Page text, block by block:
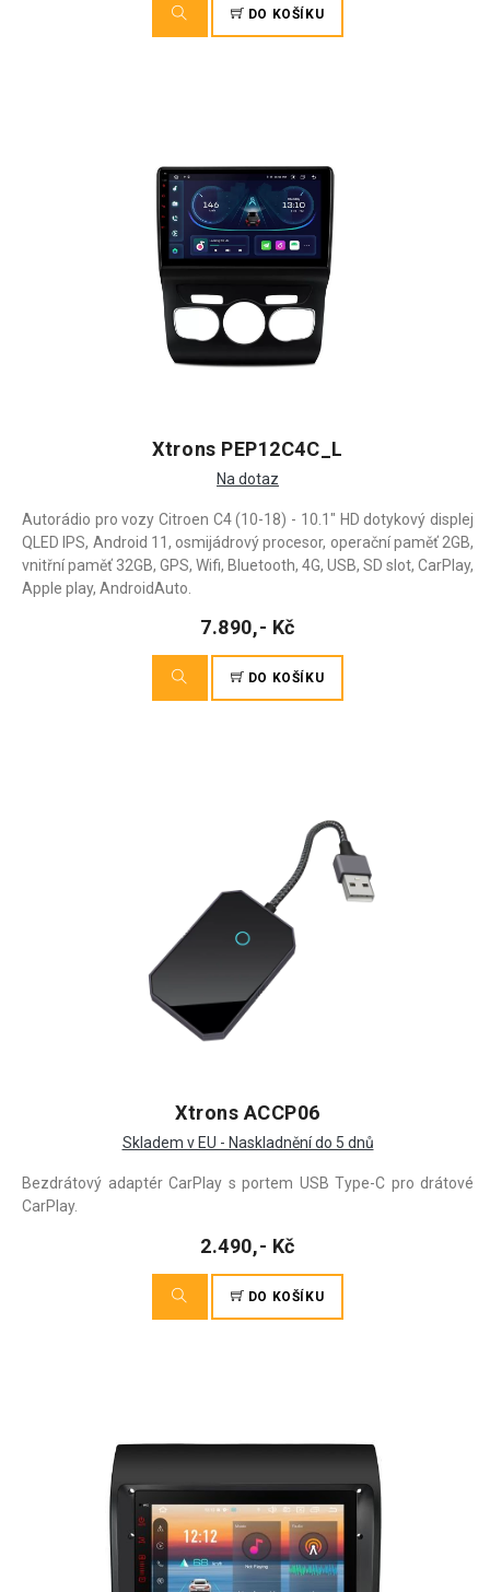
DO KOŠÍKU
Xtrons PEP12C4C_L
Na dotaz
Autorádio pro vozy Citroen C4 (10-18) - 10.1" HD dotykový displej
QLED IPS, Android 11, osmijádrový procesor, operační paměť 2GB,
vnitřní paměť 32GB, GPS, Wifi, Bluetooth, 4G, USB, SD slot, CarPlay,
Apple play, AndroidAuto.
7.890,- Kč
DO KOŠÍKU
Xtrons ACCP06
Skladem v EU - Naskladnění do 5 dnů
Bezdrátový adaptér CarPlay s portem USB Type-C pro drátové
CarPlay.
2.490,- Kč
DO KOŠÍKU